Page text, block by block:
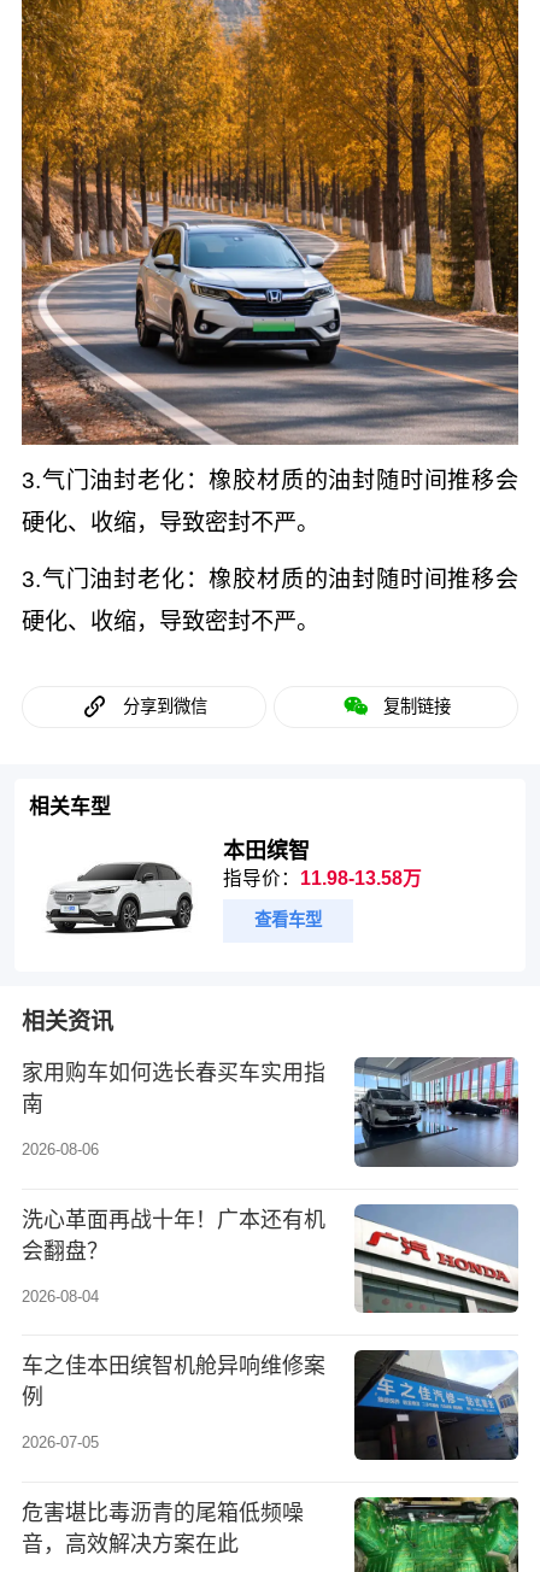
3.气门油封老化：橡胶材质的油封随时间推移会
硬化、收缩，导致密封不严。
3.气门油封老化：橡胶材质的油封随时间推移会
硬化、收缩，导致密封不严。
分享到微信 复制链接
相关车型
本田缤智
指导价： 11.98-13.58万
查看车型
相关资讯
家用购车如何选长春买车实用指
南
2026-08-06
洗心革面再战十年！广本还有机
会翻盘？
2026-08-04
车之佳本田缤智机舱异响维修案
例
2026-07-05
危害堪比毒沥青的尾箱低频噪
音，高效解决方案在此